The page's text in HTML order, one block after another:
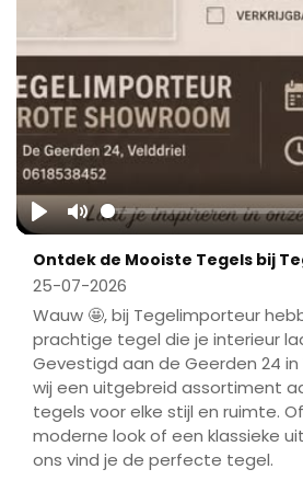
Play Mute
Ontdek de Mooiste Tegels bij
25-07-2026
Wauw 🤩, bij Tegelimporteur
prachtige tegel die je interieur
Gevestigd aan de Geerden 24 in
wij een uitgebreid assortiment
tegels voor elke stijl en ruimte.
moderne look of een klassieke
ons vind je de perfecte tegel.